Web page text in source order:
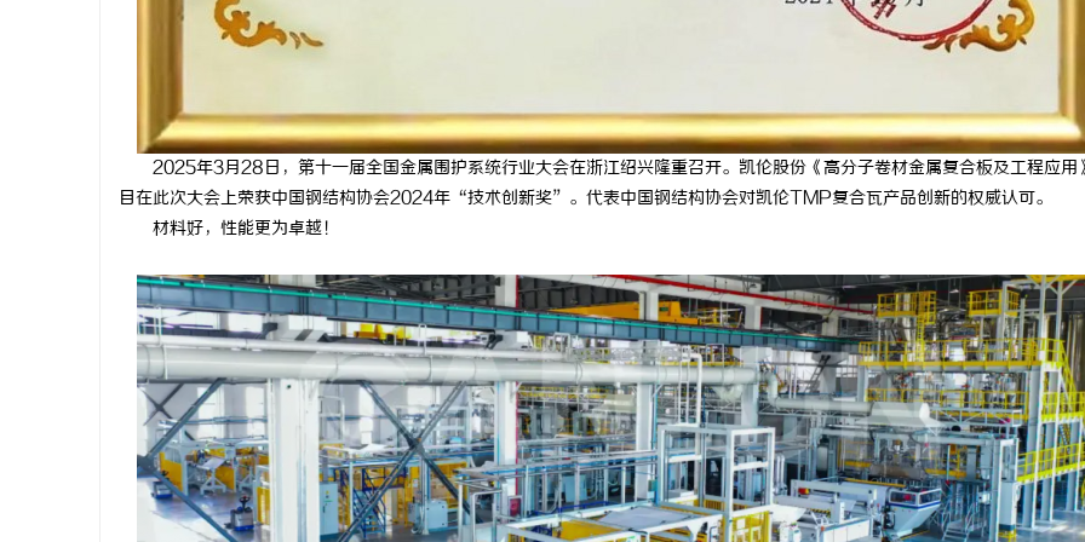
2025年3月28日，第十一届全国金属围护系统行业大会在浙江绍兴隆重召开。凯伦股份《高分子卷材金属复合板及工程应用
目在此次大会上荣获中国钢结构协会2024年“技术创新奖”。代表中国钢结构协会对凯伦TMP复合瓦产品创新的权威认可。
材料好，性能更为卓越！